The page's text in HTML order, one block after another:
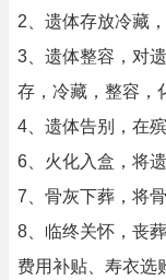
2、遗体存放冷藏
3、遗体整容，对
存，冷藏，整容，
4、遗体告别，在
6、火化入盒，将
7、骨灰下葬，将
8、临终关怀，丧
费用补贴、寿衣选